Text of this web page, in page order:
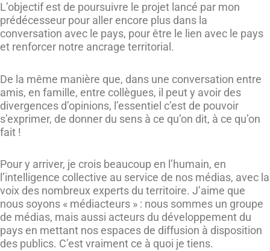
L’objectif est de poursuivre le projet lancé par mon
prédécesseur pour aller encore plus dans la
conversation avec le pays, pour être le lien avec le pays
et renforcer notre ancrage territorial.
De la même manière que, dans une conversation entre
amis, en famille, entre collègues, il peut y avoir des
divergences d’opinions, l’essentiel c’est de pouvoir
s’exprimer, de donner du sens à ce qu’on dit, à ce qu’on
fait !
Pour y arriver, je crois beaucoup en l’humain, en
l’intelligence collective au service de nos médias, avec la
voix des nombreux experts du territoire. J’aime que
nous soyons « médiacteurs » : nous sommes un groupe
de médias, mais aussi acteurs du développement du
pays en mettant nos espaces de diffusion à disposition
des publics. C’est vraiment ce à quoi je tiens.